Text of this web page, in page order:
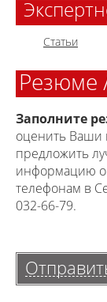
Статьи
Резюме
Заполните
оценить Ваши
предложить
информацию о
телефонам в
032-66-79.